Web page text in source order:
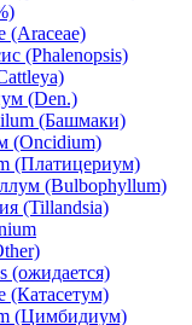
(Araceae)
(Phalenopsis)
(Den.)
(Башмаки)
(Oncidium)
(Платицериум)
(Bulbophyllum)
(Tillandsia)
(ожидается)
(Катасетум)
(Цимбидиум)